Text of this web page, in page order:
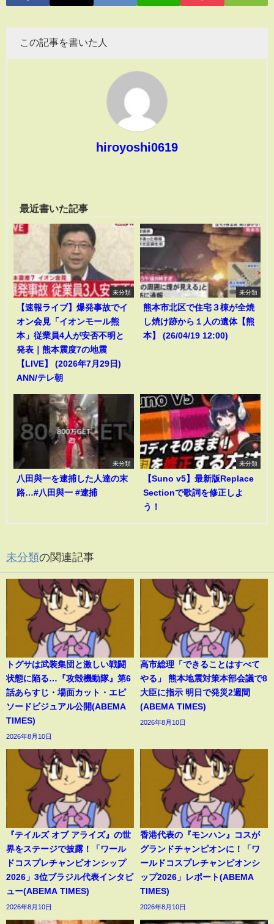
この記事を書いた人
hiroyoshi0619
最近書いた記事
未分類
【速報ライブ】爆発事故でイ
オン会見「イオンモール熊
本」従業員4人が安否不明と
発表｜熊本震度7の地震
【LIVE】 (2026年7月29日)
ANN/テレ朝
未分類
熊本市北区で住宅３棟が全焼
し焼け跡から１人の遺体【熊
本】 (26/04/19 12:00)
未分類
八田與一を逮捕した人達の末
路…#八田與一 #逮捕
未分類
【Suno v5】最新版Replace
Sectionで歌詞を修正しよ
う！
未分類の関連記事
トグサは武装集団と激しい戦闘
状態に陥る…『攻殻機動隊』第6
話あらすじ・場面カット・エピ
ソードビジュアル公開(ABEMA
TIMES)
2026年8月10日
高市総理「できることはすべて
やる」 熊本地震対策本部会議で8
大臣に指示 明日で発災2週間
(ABEMA TIMES)
2026年8月10日
『テイルズ オブ アライズ』の世
界をステージで披露！「ワール
ドコスプレチャンピオンシップ
2026」3位ブラジル代表インタビ
ュー(ABEMA TIMES)
2026年8月10日
香港代表の『モンハン』コスが
グランドチャンピオンに！「ワ
ールドコスプレチャンピオンシ
ップ2026」レポート(ABEMA
TIMES)
2026年8月10日